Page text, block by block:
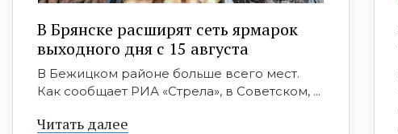
В Брянске расширят сеть ярмарок
выходного дня с 15 августа
В Бежицком районе больше всего мест.
Как сообщает РИА «Стрела», в Советском, ...
Читать далее